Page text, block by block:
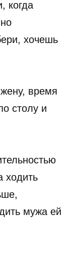
когда
хочешь
время
столу и
ходить
мужа ей